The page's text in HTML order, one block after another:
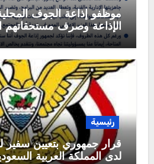
موظفو إذاعة الجوف المحلية
الإذاعة وصرف مستحقاتهم
رئيسية
قرار جمهوري بتعيين سفير
لدى المملكة العربية